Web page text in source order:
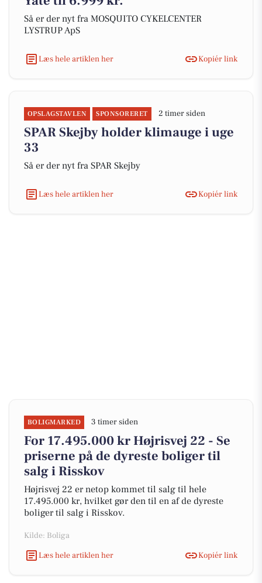
Så er der nyt fra MOSQUITO CYKELCENTER
LYSTRUP ApS
Læs hele artiklen her Kopiér link
OPSLAGSTAVLEN SPONSORERET 2 timer siden
SPAR Skejby holder klimauge i uge
33
Så er der nyt fra SPAR Skejby
Læs hele artiklen her Kopiér link
BOLIGMARKED 3 timer siden
For 17.495.000 kr Højrisvej 22 - Se
priserne på de dyreste boliger til
salg i Risskov
Højrisvej 22 er netop kommet til salg til hele
17.495.000 kr, hvilket gør den til en af de dyreste
boliger til salg i Risskov.
Kilde: Boliga
Læs hele artiklen her
Kopiér link